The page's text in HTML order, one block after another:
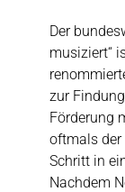
Der
musiziert“
zur
Förderung
oftmals der
Schritt in
Nachdem